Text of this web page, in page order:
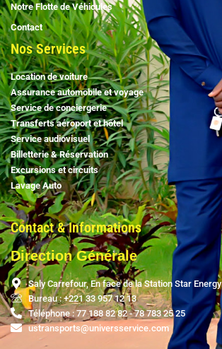
Notre Flotte de Véhicules
Contact
Nos Services
Location de voiture
Assurance automobile et voyage
Service de conciergerie
Transferts aéroport et hôtel
Service audiovisuel
Billetterie & Réservation
Excursions et circuits
Lavage Auto
Contact & Informations
Direction Générale
Saly Carrefour, En face de la Station Star Energy
Bureau : +221 33 957 12 13
Téléphone : 77 188 82 82 - 78 783 25 25
ustransports@universservice.com